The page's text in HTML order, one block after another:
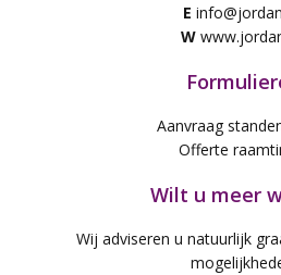
E
W
Aanvraag
Offerte
Wilt u meer
Wij adviseren u natuurlijk